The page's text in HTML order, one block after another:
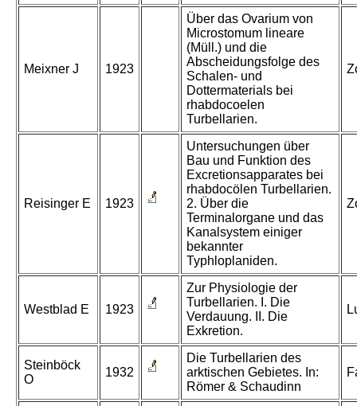
Meixner J 1923
Über das Ovarium von
Microstomum lineare
(Müll.) und die
Abscheidungsfolge des
Schalen- und
Dottermaterials bei
rhabdocoelen
Turbellarien.
Reisinger E 1923
Untersuchungen über
Bau und Funktion des
Excretionsapparates bei
rhabdocölen Turbellarien.
2. Über die
Terminalorgane und das
Kanalsystem einiger
bekannter
Typhloplaniden.
Westblad E 1923
Zur Physiologie der
Turbellarien. I. Die
Verdauung. II. Die
Exkretion.
Steinböck
O
1932
Die Turbellarien des
arktischen Gebietes. In:
Römer & Schaudinn